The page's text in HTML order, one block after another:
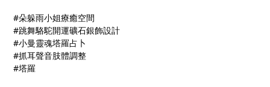
#朵躲雨小姐療癒空間
#跳舞駱駝開運礦石銀飾設計
#小曼靈魂塔羅占卜
#抓耳聲音肢體調整
#塔羅